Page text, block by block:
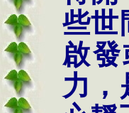
些世
啟
力，